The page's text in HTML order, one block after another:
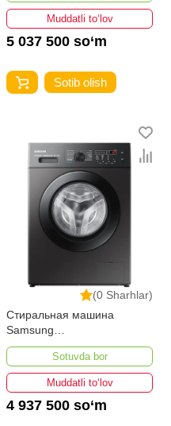
Muddatli to‘lov
5 037 500 so‘m
Sotib olish
(0 Sharhlar)
Стиральная машина
Samsung
WW65AG4S21CXLD 6,5-кг
Sotuvda bor
Muddatli to‘lov
4 937 500 so‘m